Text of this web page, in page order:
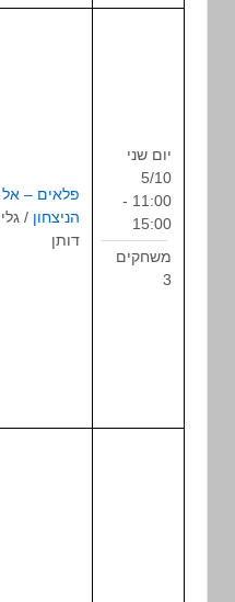
משחקים
פלאים – אל
הניצחון
/ גלית
דותן